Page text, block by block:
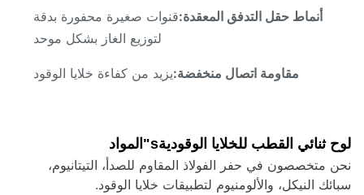
أنماط حقل التدفق المعقدة:قنوات صغيرة محفورة بدقة
لتوزيع الغاز بشكل موحد
مقاومة اتصال منخفضة:يزيد من كفاءة خلايا الوقود
ثنائي القطب للخلايا الوقوديةs" المواد
متخصصون في حفر الفولاذ المقاوم للصدأ، التيتانيوم،
النيكل، والألومنيوم لتطبيقات خلايا الوقود.